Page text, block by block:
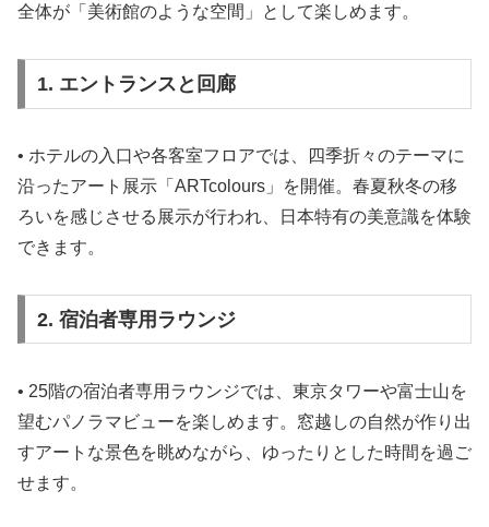
全体が「美術館のような空間」として楽しめます。
1. エントランスと回廊
• ホテルの入口や各客室フロアでは、四季折々のテーマに
沿ったアート展示「ARTcolours」を開催。春夏秋冬の移
ろいを感じさせる展示が行われ、日本特有の美意識を体験
できます。
2. 宿泊者専用ラウンジ
• 25階の宿泊者専用ラウンジでは、東京タワーや富士山を
望むパノラマビューを楽しめます。窓越しの自然が作り出
すアートな景色を眺めながら、ゆったりとした時間を過ご
せます。